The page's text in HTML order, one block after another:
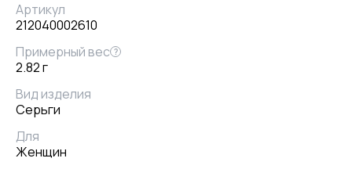
Артикул
212040002610
Примерный вес ?
2.82 г
Вид изделия
Серьги
Для
Женщин